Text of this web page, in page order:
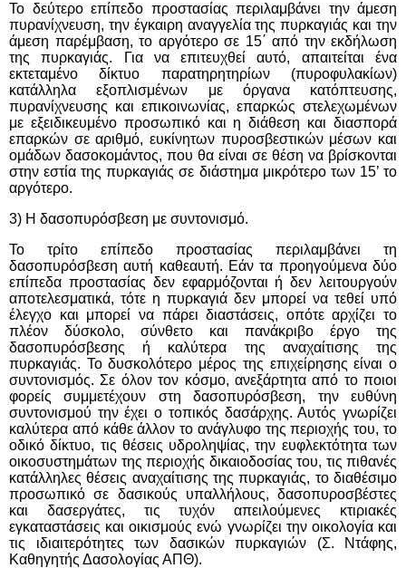
Το δεύτερο επίπεδο προστασίας περιλαμβάνει την άμεση
πυρανίχνευση, την έγκαιρη αναγγελία της πυρκαγιάς και την
άμεση παρέμβαση, το αργότερο σε 15΄ από την εκδήλωση
της πυρκαγιάς. Για να επιτευχθεί αυτό, απαιτείται ένα
εκτεταμένο δίκτυο παρατηρητηρίων (πυροφυλακίων)
κατάλληλα εξοπλισμένων με όργανα κατόπτευσης,
πυρανίχνευσης και επικοινωνίας, επαρκώς στελεχωμένων
με εξειδικευμένο προσωπικό και η διάθεση και διασπορά
επαρκών σε αριθμό, ευκίνητων πυροσβεστικών μέσων και
ομάδων δασοκομάντος, που θα είναι σε θέση να βρίσκονται
στην εστία της πυρκαγιάς σε διάστημα μικρότερο των 15’ το
αργότερο.
3) Η δασοπυρόσβεση με συντονισμό.
Το τρίτο επίπεδο προστασίας περιλαμβάνει τη
δασοπυρόσβεση αυτή καθεαυτή. Εάν τα προηγούμενα δύο
επίπεδα προστασίας δεν εφαρμόζονται ή δεν λειτουργούν
αποτελεσματικά, τότε η πυρκαγιά δεν μπορεί να τεθεί υπό
έλεγχο και μπορεί να πάρει διαστάσεις, οπότε αρχίζει το
πλέον δύσκολο, σύνθετο και πανάκριβο έργο της
δασοπυρόσβεσης ή καλύτερα της αναχαίτισης της
πυρκαγιάς. Το δυσκολότερο μέρος της επιχείρησης είναι ο
συντονισμός. Σε όλον τον κόσμο, ανεξάρτητα από το ποιοι
φορείς συμμετέχουν στη δασοπυρόσβεση, την ευθύνη
συντονισμού την έχει ο τοπικός δασάρχης. Αυτός γνωρίζει
καλύτερα από κάθε άλλον το ανάγλυφο της περιοχής του, το
οδικό δίκτυο, τις θέσεις υδροληψίας, την ευφλεκτότητα των
οικοσυστημάτων της περιοχής δικαιοδοσίας του, τις πιθανές
κατάλληλες θέσεις αναχαίτισης της πυρκαγιάς, το διαθέσιμο
προσωπικό σε δασικούς υπαλλήλους, δασοπυροσβέστες
και δασεργάτες, τις τυχόν απειλούμενες κτιριακές
εγκαταστάσεις και οικισμούς ενώ γνωρίζει την οικολογία και
τις ιδιαιτερότητες των δασικών πυρκαγιών (Σ. Ντάφης,
Καθηγητής Δασολογίας ΑΠΘ).